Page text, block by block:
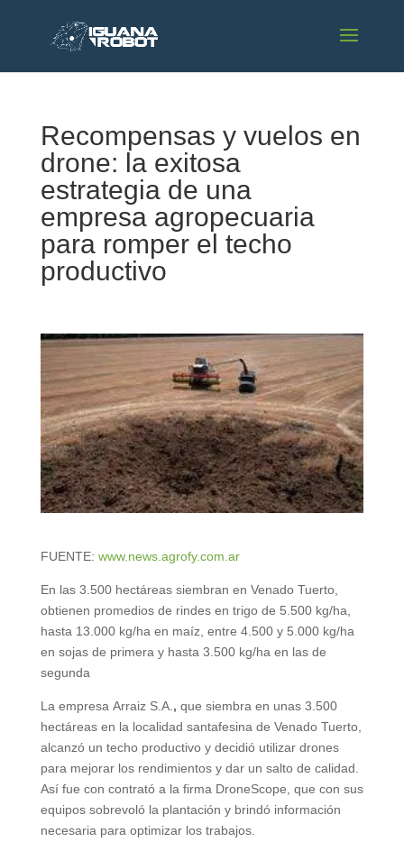
Recompensas y vuelos en
drone: la exitosa
estrategia de una
empresa agropecuaria
para romper el techo
productivo
FUENTE: www.news.agrofy.com.ar
En las 3.500 hectáreas siembran en Venado Tuerto,
obtienen promedios de rindes en trigo de 5.500 kg/ha,
hasta 13.000 kg/ha en maíz, entre 4.500 y 5.000 kg/ha
en sojas de primera y hasta 3.500 kg/ha en las de
segunda
La empresa Arraiz S.A. , que siembra en unas 3.500
hectáreas en la localidad santafesina de Venado Tuerto,
alcanzó un techo productivo y decidió utilizar drones
para mejorar los rendimientos y dar un salto de calidad.
Así fue con contrató a la firma DroneScope, que con sus
equipos sobrevoló la plantación y brindó información
necesaria para optimizar los trabajos.